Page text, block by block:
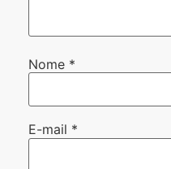
Nome *
E-mail *